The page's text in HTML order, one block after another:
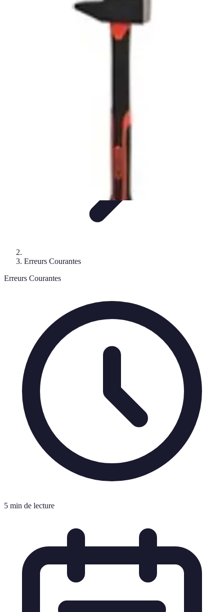
Serrurier Rapide Paris
Conseils et Astuces
Erreurs Courantes
Erreurs Courantes
5 min de lecture